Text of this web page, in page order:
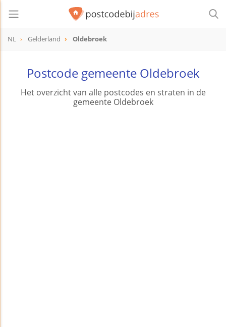
NL Gelderland Oldebroek
Postcode gemeente Oldebroek
Het overzicht van alle postcodes en straten in de
gemeente Oldebroek